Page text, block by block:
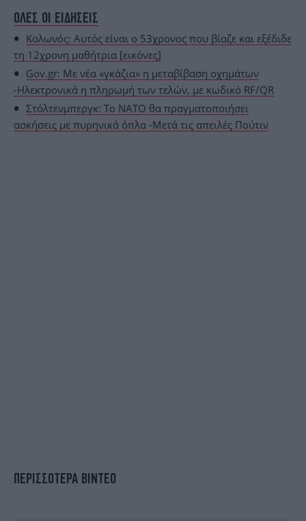
ΟΛΕΣ ΟΙ ΕΙΔΗΣΕΙΣ
Κολωνός: Αυτός είναι ο 53χρονος που βίαζε και εξέδιδε
τη 12χρονη μαθήτρια [εικόνες]
Gov.gr: Με νέα «γκάζια» η μεταβίβαση οχημάτων
-Ηλεκτρονικά η πληρωμή των τελών, με κωδικό RF/QR
Στόλτενμπεργκ: Το ΝΑΤΟ θα πραγματοποιήσει
ασκήσεις με πυρηνικά όπλα -Μετά τις απειλές Πούτιν
ΠΕΡΙΣΣΟΤΕΡΑ ΒΙΝΤΕΟ